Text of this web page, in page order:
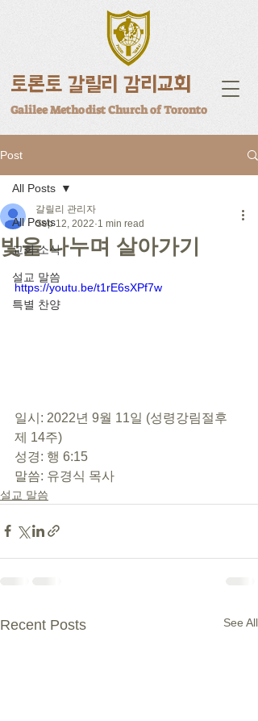
토론토 갈릴리 감리교회
Galilee Methodist Church of Toronto
Post
All Posts
교회 소식
설교 말씀
특별 찬양
All Posts
빛을 나누며 살아가기
갈릴리 관리자
Sep 12, 2022 1 min read
https://youtu.be/t1rE6sXPf7w
일시: 2022년 9월 11일 (성령강림절후
제 14주)
성경: 행 6:15
말씀: 유경식 목사
설교 말씀
Recent Posts See All